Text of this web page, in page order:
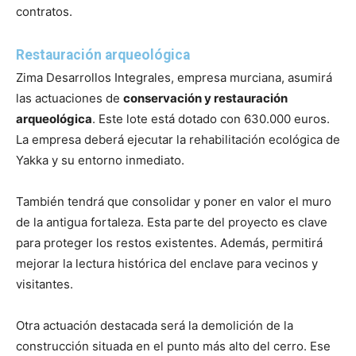
contratos.
Restauración arqueológica
Zima Desarrollos Integrales, empresa murciana, asumirá
las actuaciones de conservación y restauración
arqueológica. Este lote está dotado con 630.000 euros.
La empresa deberá ejecutar la rehabilitación ecológica de
Yakka y su entorno inmediato.
También tendrá que consolidar y poner en valor el muro
de la antigua fortaleza. Esta parte del proyecto es clave
para proteger los restos existentes. Además, permitirá
mejorar la lectura histórica del enclave para vecinos y
visitantes.
Otra actuación destacada será la demolición de la
construcción situada en el punto más alto del cerro. Ese